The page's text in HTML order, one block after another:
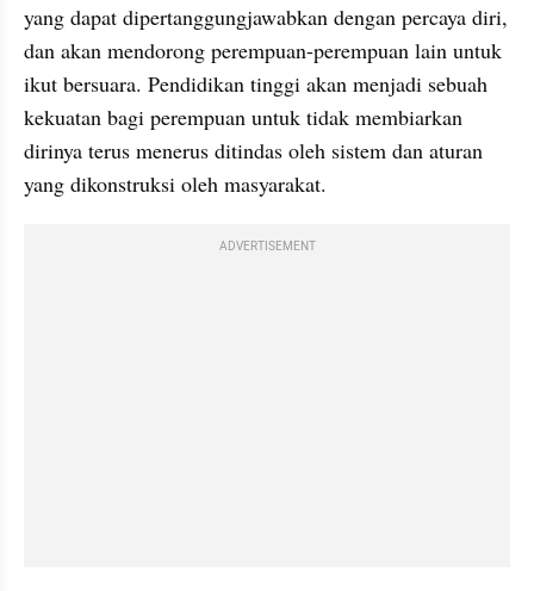
yang dapat dipertanggungjawabkan dengan percaya diri,
dan akan mendorong perempuan-perempuan lain untuk
ikut bersuara. Pendidikan tinggi akan menjadi sebuah
kekuatan bagi perempuan untuk tidak membiarkan
dirinya terus menerus ditindas oleh sistem dan aturan
yang dikonstruksi oleh masyarakat.
ADVERTISEMENT